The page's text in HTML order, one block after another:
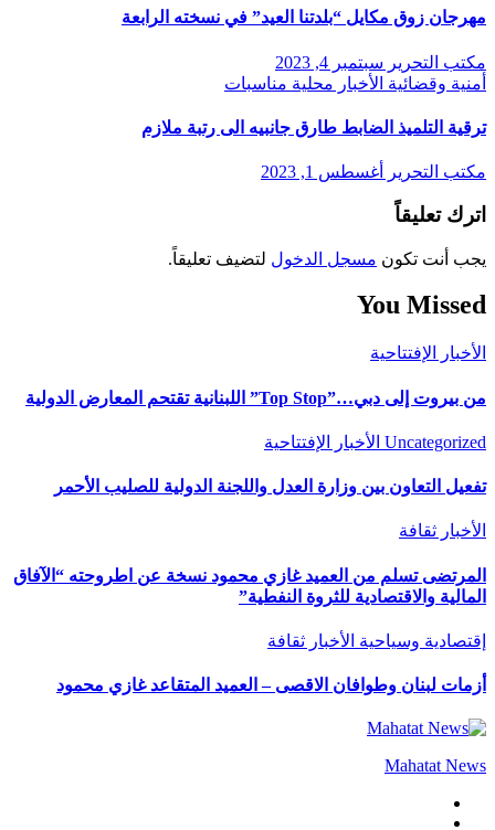
مهرجان زوق مكايل “بلدتنا العيد” في نسخته الرابعة
مكتب التحرير سبتمبر 4, 2023
أمنية وقضائية الأخبار محلية مناسبات
ترقية التلميذ الضابط طارق جانبيه الى رتبة ملازم
مكتب التحرير أغسطس 1, 2023
اترك تعليقاً
يجب أنت تكون مسجل الدخول لتضيف تعليقاً.
You Missed
الأخبار الإفتتاحية
من بيروت إلى دبي…”Top Stop” اللبنانية تقتحم المعارض الدولية
Uncategorized الأخبار الإفتتاحية
تفعيل التعاون بين وزارة العدل واللجنة الدولية للصليب الأحمر
الأخبار ثقافة
المرتضى تسلم من العميد غازي محمود نسخة عن اطروحته “الآفاق
المالية والاقتصادية للثروة النفطية”
إقتصادية وسياحية الأخبار ثقافة
أزمات لبنان وطوافان الاقصى – العميد المتقاعد غازي محمود
Mahatat News